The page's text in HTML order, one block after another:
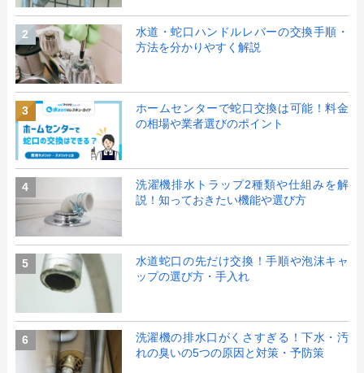
2
水道・蛇口ハンドルレバーの交換手順・
方法を分かりやすく解説
3
ホームセンターで蛇口交換は可能！料金
の相場や業者選びのポイント
4
洗濯機排水トラップ2種類や仕組みを解
説！知っておきたい機能や選び方
5
水道蛇口の先だけ交換！手順や泡沫キャ
ップの選び方・手入れ
6
洗濯機の排水口がくさすぎる！下水・汚
れの臭いの5つの原因と対策・予防策